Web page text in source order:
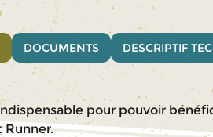
DOCUMENTS DESCRIPTIF
pour pouvoir
Runner.